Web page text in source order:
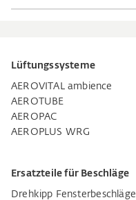
Lüftungssysteme
AEROVITAL ambience
AEROTUBE
AEROPAC
AEROPLUS WRG
Ersatzteile für Beschläge
Drehkipp Fensterbeschläge